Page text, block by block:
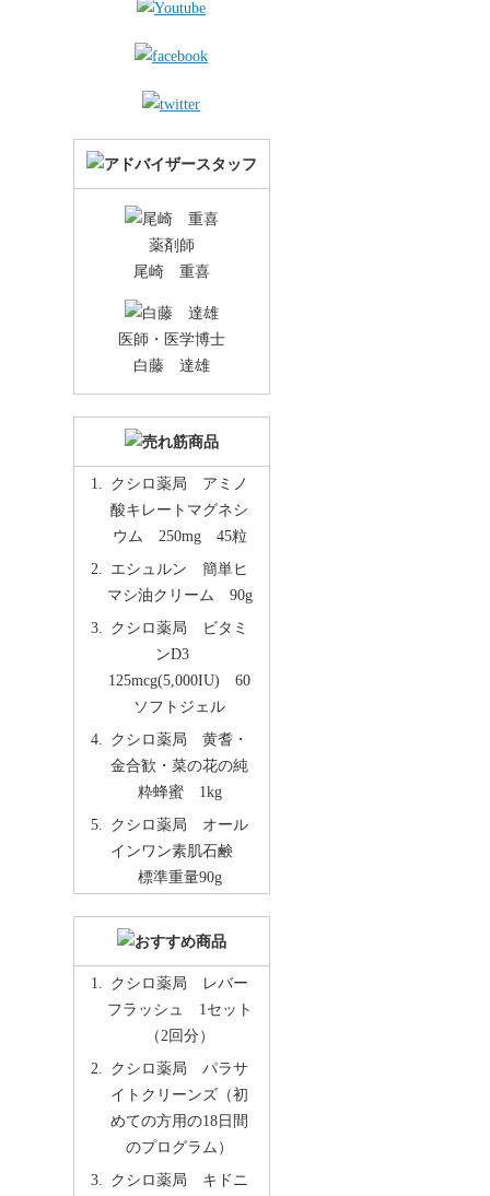
薬剤師
尾崎 重喜
医師・医学博士
白藤 達雄
クシロ薬局 アミノ
酸キレートマグネシ
ウム 250mg 45粒
エシュルン 簡単ヒ
マシ油クリーム 90g
クシロ薬局 ビタミ
ンD3
125mcg(5,000IU) 60
ソフトジェル
クシロ薬局 黄耆・
金合歓・菜の花の純
粋蜂蜜 1kg
クシロ薬局 オール
インワン素肌石鹸
標準重量90g
クシロ薬局 レバー
フラッシュ 1セット
（2回分）
クシロ薬局 パラサ
イトクリーンズ（初
めての方用の18日間
のプログラム）
クシロ薬局 キドニ